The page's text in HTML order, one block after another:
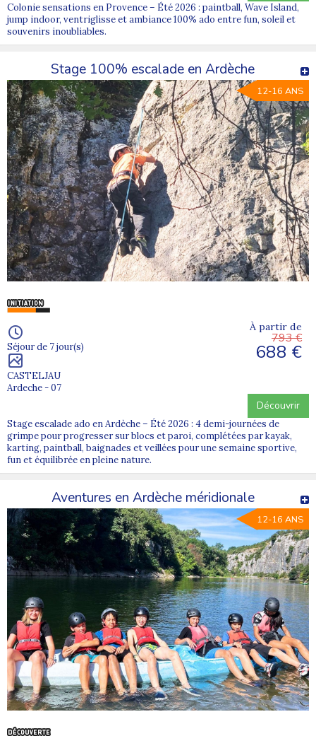
Colonie sensations en Provence – Été 2026 : paintball, Wave Island,
jump indoor, ventriglisse et ambiance 100% ado entre fun, soleil et
souvenirs inoubliables.
Stage 100% escalade en Ardèche
12-16 ANS
Séjour de 7 jour(s)
CASTELJAU
Ardeche - 07
À partir de
793 €
688 €
Découvrir
Stage escalade ado en Ardèche – Été 2026 : 4 demi-journées de
grimpe pour progresser sur blocs et paroi, complétées par kayak,
karting, paintball, baignades et veillées pour une semaine sportive,
fun et équilibrée en pleine nature.
Aventures en Ardèche méridionale
12-16 ANS